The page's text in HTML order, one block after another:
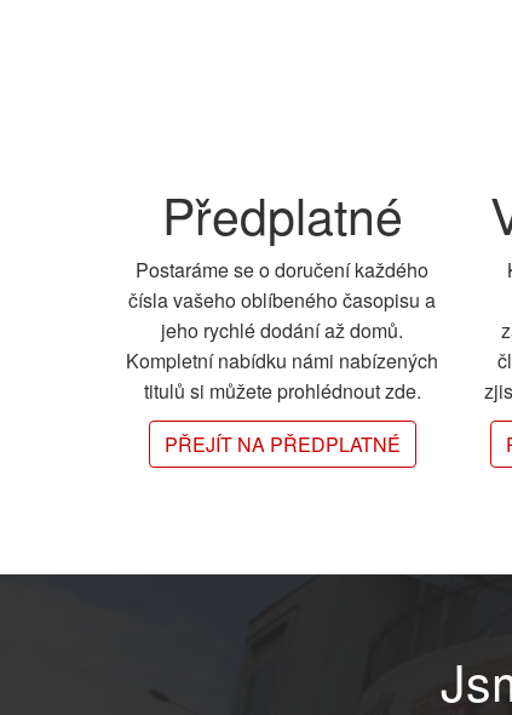
Předplatné
Postaráme se o doručení každého
čísla vašeho oblíbeného časopisu a
jeho rychlé dodání až domů.
Kompletní nabídku námi nabízených
titulů si můžete prohlédnout zde.
PŘEJÍT NA PŘEDPLATNÉ